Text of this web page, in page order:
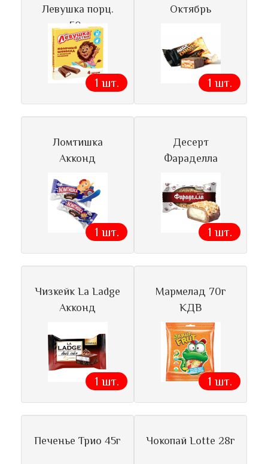
Левушка порц.
50г
1 шт.
Октябрь
1 шт.
Ломтишка
Акконд
1 шт.
Десерт
Фараделла
1 шт.
Чизкейк La Ladge
Акконд
1 шт.
Мармелад 70г
КДВ
1 шт.
Печенье Трио 45г Чокопай Lotte 28г